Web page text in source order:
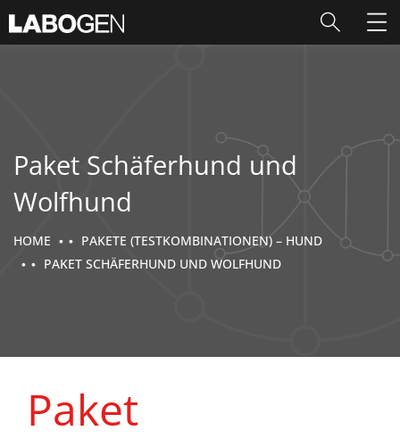
Paket Schäferhund und
Wolfhund
HOME
PAKETE (TESTKOMBINATIONEN) – HUND
PAKET SCHÄFERHUND UND WOLFHUND
Paket